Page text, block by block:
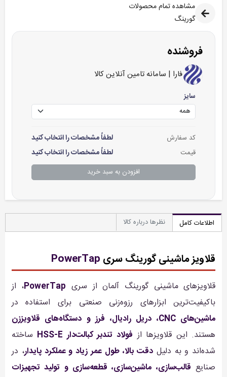
مشاهده تمام محصولات
گورینگ
فروشنده
فارا | سامانه تامین آنلاین کالا
سایز
کد سفارش لطفاً مشخصات را انتخاب کنید
قیمت لطفاً مشخصات را انتخاب کنید
افزودن به سبد خرید
اطلاعات کامل نظرها درباره کالا
قلاویز ماشینی گورینگ سری PowerTap
قلاویزهای ماشینی گورینگ آلمان از سری PowerTap، از
باکیفیت‌ترین ابزارهای رزوه‌زنی صنعتی برای استفاده در
ماشین‌های CNC، دریل رادیال، فرز و دستگاه‌های قلاویززن
هستند. این قلاویزها از فولاد تندبر کبالت‌دار HSS-E
ساخته
شده‌اند و به دلیلدقت بالا، طول عمر زیاد و عملکرد پایدار، در
صنایع قالب‌سازی، ماشین‌سازی، قطعه‌سازی و تولید تجهیزات